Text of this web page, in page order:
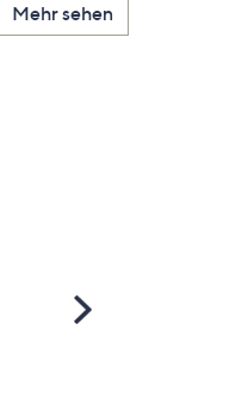
Mehr sehen
Scroll